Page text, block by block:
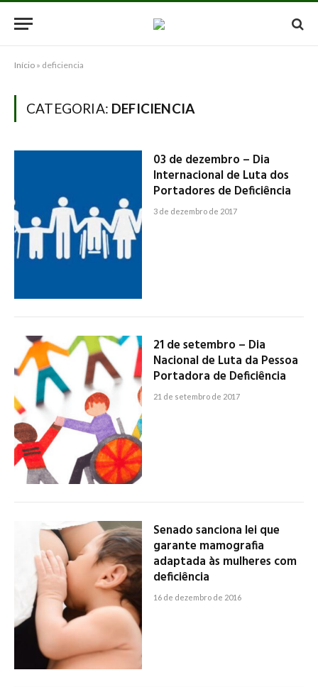
Início » deficiencia
CATEGORIA: DEFICIENCIA
03 de dezembro – Dia
Internacional de Luta dos
Portadores de Deficiência
3 de dezembro de 2017
21 de setembro – Dia
Nacional de Luta da Pessoa
Portadora de Deficiência
21 de setembro de 2017
Senado sanciona lei que
garante mamografia
adaptada às mulheres com
deficiência
16 de dezembro de 2016